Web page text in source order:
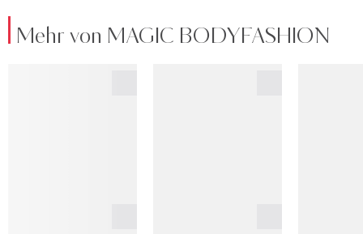
Mehr von MAGIC BODYFASHION